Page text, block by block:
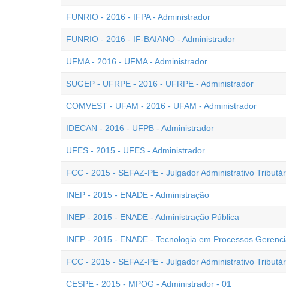
FUNRIO - 2016 - IFPA - Administrador
FUNRIO - 2016 - IF-BAIANO - Administrador
UFMA - 2016 - UFMA - Administrador
SUGEP - UFRPE - 2016 - UFRPE - Administrador
COMVEST - UFAM - 2016 - UFAM - Administrador
IDECAN - 2016 - UFPB - Administrador
UFES - 2015 - UFES - Administrador
FCC - 2015 - SEFAZ-PE - Julgador Administrativo
INEP - 2015 - ENADE - Administração
INEP - 2015 - ENADE - Administração Pública
INEP - 2015 - ENADE - Tecnologia em Processos
FCC - 2015 - SEFAZ-PE - Julgador Administrativo
CESPE - 2015 - MPOG - Administrador - 01